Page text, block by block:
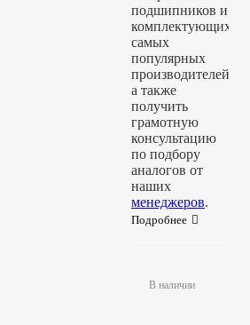
подшипников и
комплектующих
самых
популярных
производителей,
а также
получить
грамотную
консультацию
по подбору
аналогов от
наших
менеджеров.
Подробнее
В наличии